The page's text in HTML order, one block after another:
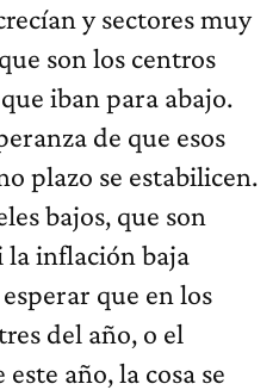
y sectores muy
son los centros
iban para abajo.
de que esos
plazo se estabilicen.
bajos, que son
la inflación baja
que en los
del año, o el
año, la cosa se